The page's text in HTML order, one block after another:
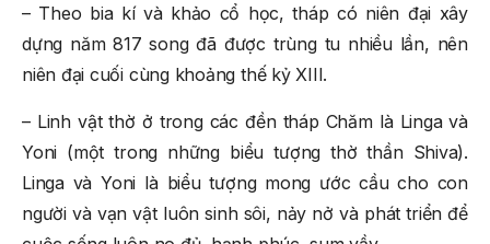
– Theo bia kí và khảo cổ học, tháp có niên đại xây
dựng năm 817 song đã được trùng tu nhiều lần, nên
niên đại cuối cùng khoảng thế kỷ XIII.
– Linh vật thờ ở trong các đền tháp Chăm là Linga và
Yoni (một trong những biểu tượng thờ thần Shiva).
Linga và Yoni là biểu tượng mong ước cầu cho con
người và vạn vật luôn sinh sôi, nảy nở và phát triển để